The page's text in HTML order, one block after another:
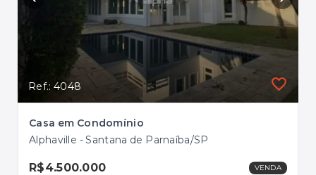
Ref.: 4048
Casa em Condomínio
Alphaville - Santana de Parnaíba/SP
R$4.500.000 VENDA